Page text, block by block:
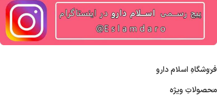
فروشگاهِ اسلام دارو
محصولاتِ ویژه